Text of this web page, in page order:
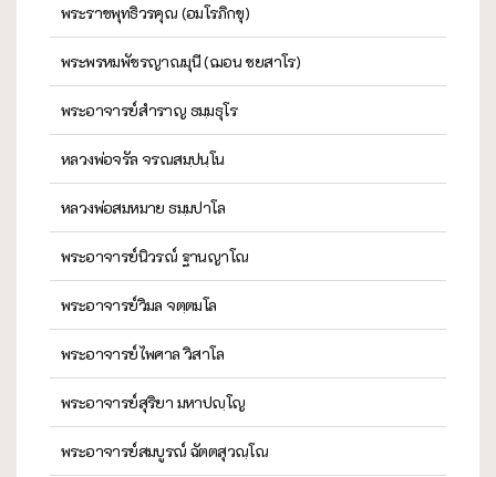
พระราชพุทธิวรคุณ (อมโรภิกขุ)
พระพรหมพัชรญาณมุนี (ฌอน ชยสาโร)
พระอาจารย์สำราญ ธมฺมธุโร
หลวงพ่อจรัล จรณสมฺปนฺโน
หลวงพ่อสมหมาย ธมฺมปาโล
พระอาจารย์นิวรณ์ ฐานญาโณ
พระอาจารย์วิมล จตฺตมโล
พระอาจารย์ไพศาล วิสาโล
พระอาจารย์สุริยา มหาปญฺโญ
พระอาจารย์สมบูรณ์ ฉัตตสุวณฺโณ